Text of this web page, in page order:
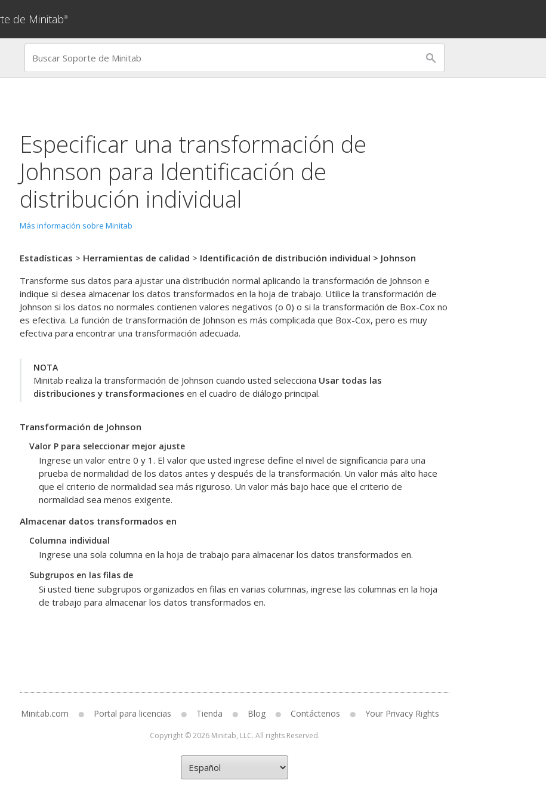
de Minitab®
Especificar una transformación de
Johnson para Identificación de
distribución individual
Más información sobre Minitab
Estadísticas > Herramientas de calidad > Identificación de distribución individual > Johnson
Transforme sus datos para ajustar una distribución normal aplicando la transformación de Johnson e
indique si desea almacenar los datos transformados en la hoja de trabajo. Utilice la transformación de
Johnson si los datos no normales contienen valores negativos (o 0) o si la transformación de Box-Cox no
es efectiva. La función de transformación de Johnson es más complicada que Box-Cox, pero es muy
efectiva para encontrar una transformación adecuada.
NOTA
Minitab realiza la transformación de Johnson cuando usted selecciona Usar todas las
distribuciones y transformaciones en el cuadro de diálogo principal.
Transformación de Johnson
Valor P para seleccionar mejor ajuste
Ingrese un valor entre 0 y 1. El valor que usted ingrese define el nivel de significancia para una
prueba de normalidad de los datos antes y después de la transformación. Un valor más alto hace
que el criterio de normalidad sea más riguroso. Un valor más bajo hace que el criterio de
normalidad sea menos exigente.
Almacenar datos transformados en
Columna individual
Ingrese una sola columna en la hoja de trabajo para almacenar los datos transformados en.
Subgrupos en las filas de
Si usted tiene subgrupos organizados en filas en varias columnas, ingrese las columnas en la hoja
de trabajo para almacenar los datos transformados en.
Minitab.com Portal para licencias Tienda Blog Contáctenos Your Privacy Rights
Copyright © 2026 Minitab, LLC. All rights Reserved.